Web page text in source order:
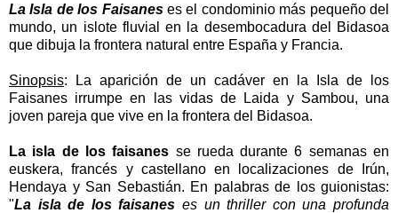
La Isla de los Faisaneses el condominio más pequeño del
mundo, un islote fluvial en la desembocadura del Bidasoa
que dibuja la frontera natural entre España y Francia.
Sinopsis:
La aparición de un cadáver en la Isla de los
Faisanes irrumpe en las vidas de Laida y Sambou, una
joven pareja que vive en la frontera del Bidasoa.
La isla de los faisanes se rueda durante 6 semanas en
euskera, francés y castellano en localizaciones de Irún,
Hendaya y San Sebastián. En palabras de los guionistas:
"La isla de los faisanes es un thriller con una profunda